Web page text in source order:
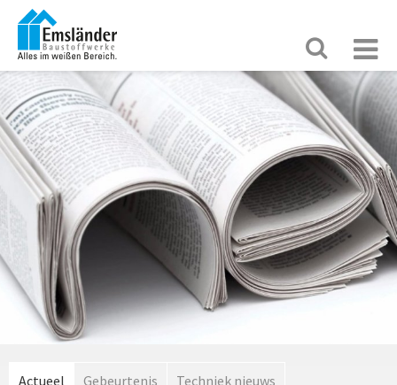
Actueel Gebeurtenis Techniek nieuws